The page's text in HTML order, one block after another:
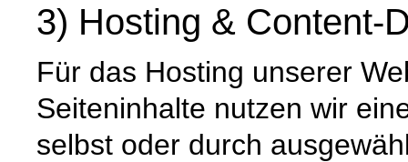
3) Hosting & Content-
Für das Hosting unserer
Seiteninhalte nutzen wir
selbst oder durch